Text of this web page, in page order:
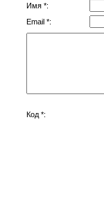
Имя *:
Email *:
Код *: